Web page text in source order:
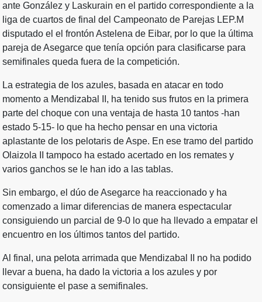
ante González y Laskurain en el partido correspondiente a la
liga de cuartos de final del Campeonato de Parejas LEP.M
disputado el el frontón Astelena de Eibar, por lo que la última
pareja de Asegarce que tenía opción para clasificarse para
semifinales queda fuera de la competición.
La estrategia de los azules, basada en atacar en todo
momento a Mendizabal II, ha tenido sus frutos en la primera
parte del choque con una ventaja de hasta 10 tantos -han
estado 5-15- lo que ha hecho pensar en una victoria
aplastante de los pelotaris de Aspe. En ese tramo del partido
Olaizola II tampoco ha estado acertado en los remates y
varios ganchos se le han ido a las tablas.
Sin embargo, el dúo de Asegarce ha reaccionado y ha
comenzado a limar diferencias de manera espectacular
consiguiendo un parcial de 9-0 lo que ha llevado a empatar el
encuentro en los últimos tantos del partido.
Al final, una pelota arrimada que Mendizabal II no ha podido
llevar a buena, ha dado la victoria a los azules y por
consiguiente el pase a semifinales.